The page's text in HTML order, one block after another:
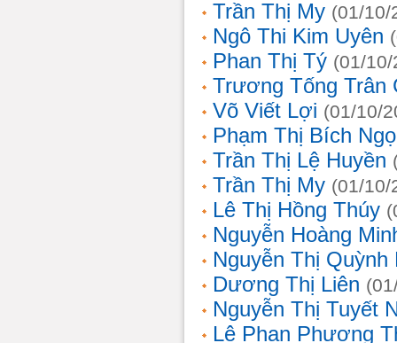
Trần Thị My (01/10/
Ngô Thi Kim Uyên
Phan Thị Tý (01/
Trương Tống Trân
Võ Viết Lợi (01/10/
Phạm Thị Bích
Trần Thị Lệ Huyền
Trần Thị My (01/10/
Lê Thị Hồng Thúy
Nguyễn Hoàng
Nguyễn Thị Quỳnh
Dương Thị Liên
Nguyễn Thị Tuyết
Lê Phan Phương